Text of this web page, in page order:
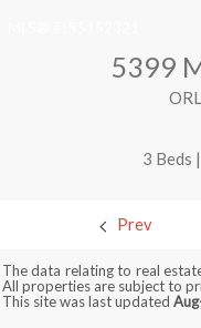
5399
3 Beds
Prev
The data relating to real
All properties are subject to
This site was last updated